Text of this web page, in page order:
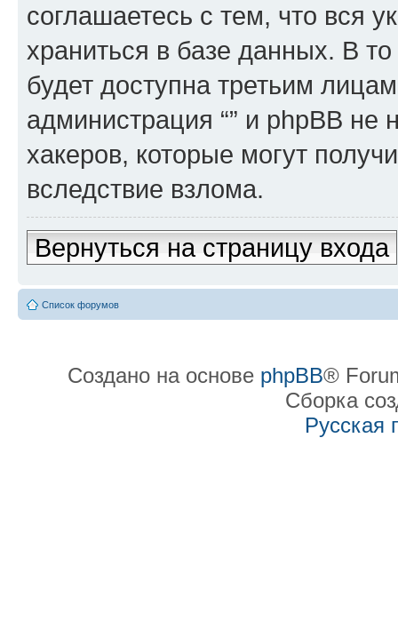
соглашаетесь с тем, что вся
храниться в базе данных. В
будет доступна третьим
администрация “” и phpBB не
хакеров, которые могут
вследствие взлома.
Вернуться на страницу входа
Список форумов
Создано на основе phpBB®
Сборка
Русская